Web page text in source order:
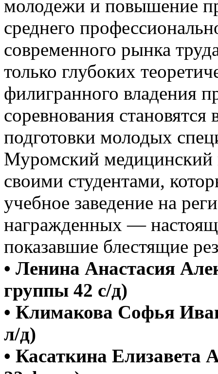
молодежи и повышение
среднего
современного рынка
только глубоких
филигранного владения
соревнования
подготовки молодых
Муромский медицинский
своими студентами,
учебное заведение на
награжденных —
показавшие блестящие
• Ленина Анастасия
группы 42 с/д)
• Климакова Софья
л/д)
• Касаткина Елизавета